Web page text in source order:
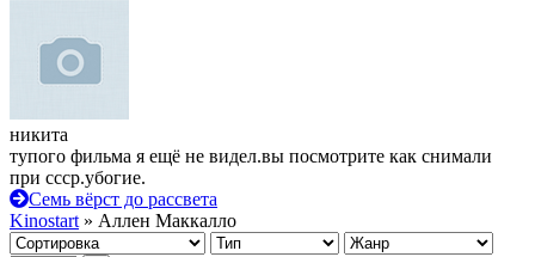
никита
тупого фильма я ещё не видел.вы посмотрите как снимали
при ссср.убогие.
Семь вёрст до рассвета
Kinostart » Аллен Маккалло